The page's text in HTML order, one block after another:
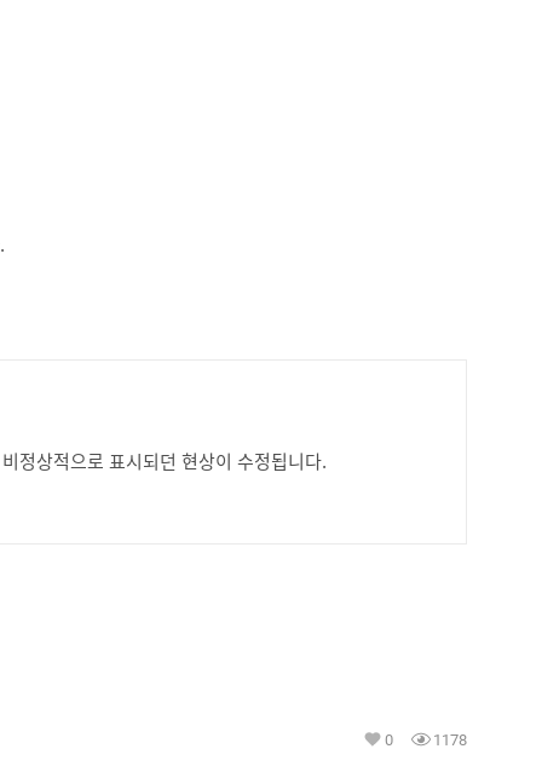
정상적으로 표시되던 현상이 수정됩니다.
0 1178